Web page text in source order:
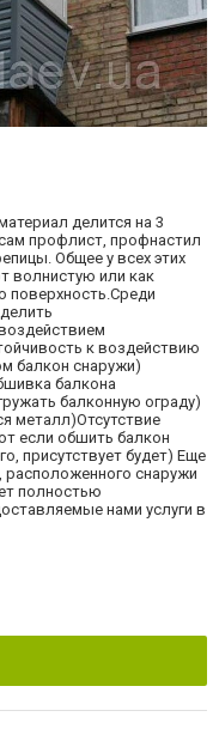
делится на 3
профлист, профнастил
Общее у всех этих
волнистую или как
поверхность.Среди
к воздействию
балкон снаружи)
балкона
балконную ограду)
металл)Отсутствие
если обшить балкон
присутствует будет) Еще
снаружи
полностью
нами услуги в